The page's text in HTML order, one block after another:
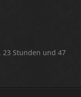
23 Stunden und 47